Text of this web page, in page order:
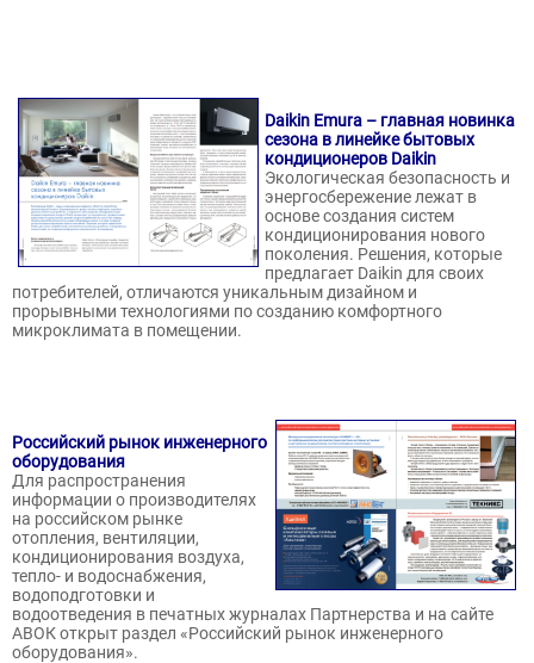
Daikin Emura – главная новинка
сезона в линейке бытовых
кондиционеров Daikin
Экологическая безопасность и
энергосбережение лежат в
основе создания систем
кондиционирования нового
поколения. Решения, которые
предлагает Daikin для своих
потребителей, отличаются уникальным дизайном и
прорывными технологиями по созданию комфортного
микроклимата в помещении.
Российский рынок инженерного
оборудования
Для распространения
информации о производителях
на российском рынке
отопления, вентиляции,
кондиционирования воздуха,
тепло- и водоснабжения,
водоподготовки и
водоотведения в печатных журналах Партнерства и на сайте
АВОК открыт раздел «Российский рынок инженерного
оборудования».